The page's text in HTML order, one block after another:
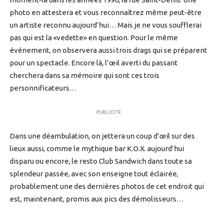
photo en attestera et vous reconnaîtrez même peut-être
un artiste reconnu aujourd’hui… Mais je ne vous soufflerai
pas qui est la «vedette» en question. Pour le même
événement, on observera aussi trois drags qui se préparent
pour un spectacle. Encore là, l’œil averti du passant
cherchera dans sa mémoire qui sont ces trois
personnificateurs…
PUBLICITÉ
Dans une déambulation, on jettera un coup d’œil sur des
lieux aussi, comme le mythique bar K.O.X. aujourd’hui
disparu ou encore, le resto Club Sandwich dans toute sa
splendeur passée, avec son enseigne tout éclairée,
probablement une des dernières photos de cet endroit qui
est, maintenant, promis aux pics des démolisseurs…